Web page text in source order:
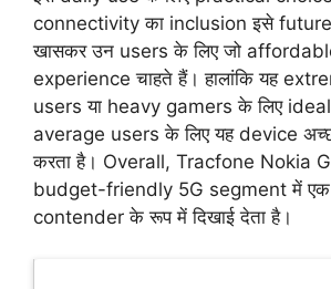
connectivity का inclusion इसे
खासकर उन users के लिए जो
experience चाहते हैं। हालांकि यह
users या heavy gamers के लिए ideal
average users के लिए यह device
करता है। Overall, Tracfone Nokia
budget-friendly 5G segment में
contender के रूप में दिखाई देता है।